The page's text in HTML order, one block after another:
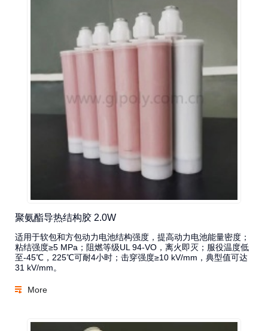
聚氨酯导热结构胶 2.0W
适用于软包和方包动力电池结构强度，提高动力电池能量密度；
粘结强度≥5 MPa；阻燃等级UL 94-VO，离火即灭；服役温度低
至-45℃，225℃可耐4小时；击穿强度≥10 kV/mm，典型值可达
31 kV/mm。
More